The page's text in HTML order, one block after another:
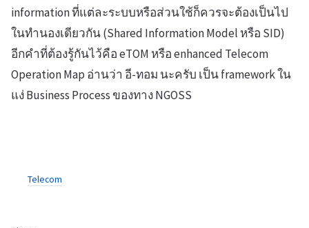
information ที่แต่ละระบบหรือส่วนใช้ก็ควรจะต้องเป็นไป
ในทำนองเดียวกัน (Shared Information Model หรือ SID)
อีกคำที่ต้องรู้กันไว้คือ eTOM หรือ enhanced Telecom
Operation Map อ่านว่า อี-ทอม นะครับ เป็น framework ใน
แง่ Business Process ของทาง NGOSS
Telecom